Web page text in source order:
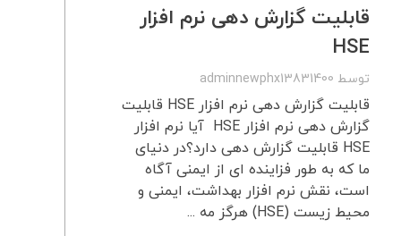
قابلیت گزارش ‌دهی نرم ‌افزار
HSE
توسط adminnewphx13831400
قابلیت گزارش ‌دهی نرم ‌افزار HSE قابلیت
گزارش ‌دهی نرم ‌افزار HSE آیا نرم افزار
HSE قابلیت گزارش دهی دارد؟در دنیای
ما که به طور فزاینده ای از ایمنی آگاه
است، نقش نرم افزار بهداشت، ایمنی و
محیط زیست (HSE) هرگز مه ...